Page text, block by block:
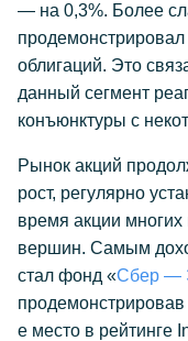
— на 0,3%. Более
облигаций. Это
данный сегмент
конъюнктуры с
Рынок акций
рост, регулярно
время акции многих
вершин. Самым
стал фонд «Сбер —
продемонстрировав
е место в рейтинге